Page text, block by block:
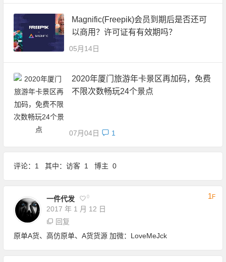
Magnific(Freepik)会员到期后是否还可
以商用？许可证有有效期吗？
05月14日
2020年厦门旅游年卡景区再加码，免费
不限次数畅玩24个景点
07月04日 1
评论：1 其中：访客 1 博主 0
一件代发 0
2017 年 1 月 12 日
1F
回复
原单A货、高仿原单、A货货源 加微：LoveMeJck